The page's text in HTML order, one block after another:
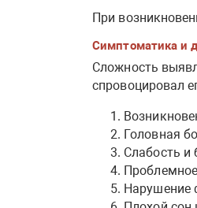
При
Симптоматика и
Сложность
спровоцировал
Головная
Слабость и
Нарушение